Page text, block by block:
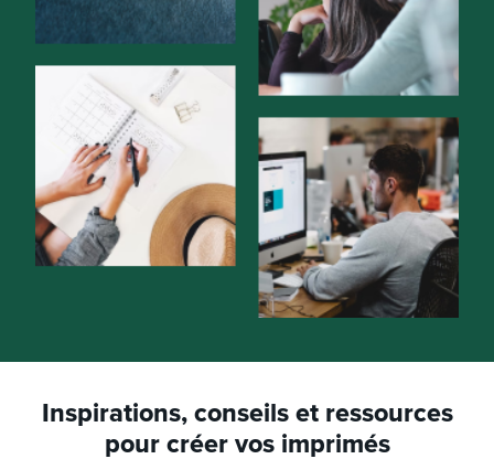
Inspirations, conseils et ressources
pour créer vos imprimés